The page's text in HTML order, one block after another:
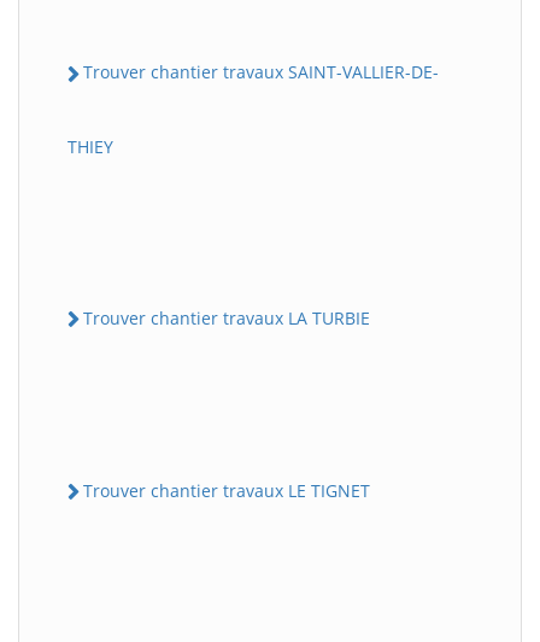
Trouver chantier travaux SAINT-VALLIER-DE-
THIEY
Trouver chantier travaux LA TURBIE
Trouver chantier travaux LE TIGNET